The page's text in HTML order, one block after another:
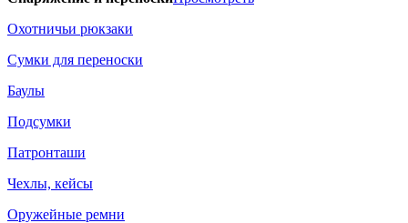
Охотничьи рюкзаки
Сумки для переноски
Баулы
Подсумки
Патронташи
Чехлы, кейсы
Оружейные ремни